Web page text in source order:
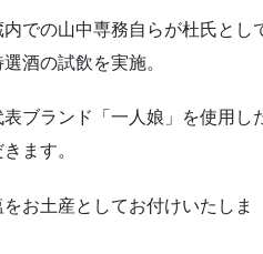
での山中専務自らが杜氏とし
酒の試飲を実施。
ブランド「一人娘」を使用し
ます。
お土産としてお付けいたしま